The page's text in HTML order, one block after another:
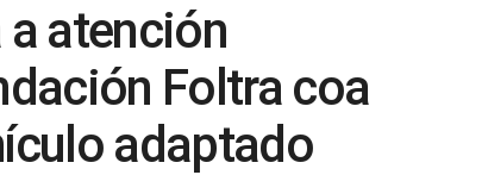
atención
Foltra coa
adaptado